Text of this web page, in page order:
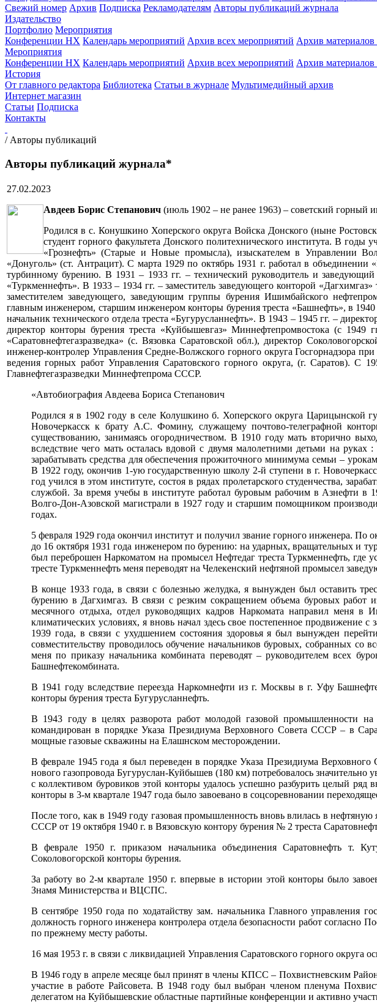
Свежий номер Архив Подписка Рекламодателям Авторы публикаций журнала
Издательство
Портфолио Мероприятия
Конференции НХ Календарь мероприятий Архив всех мероприятий Архив
Мероприятия
Конференции НХ Календарь мероприятий Архив всех мероприятий Архив
История
От главного редактора Библиотека Статьи в журнале Мультимедийный архив
Интернет магазин
Статьи Подписка
Контакты
/ Авторы публикаций
Авторы публикаций журнала*
27.02.2023
Авдеев Борис Степанович (июль 1902 – не ранее 1963) – советский горный
Родился в с. Конушкино Хоперского округа Войска Донского (ныне
студент горного факультета Донского политехнического института. В
«Грознефть» (Старые и Новые промысла), изыскателем в Управлении
«Донуголь» (ст. Антрацит). С марта 1929 по октябрь 1931 г. работал в
турбинному бурению. В 1931 – 1933 гг. – технический руководитель и
«Туркменнефть». В 1933 – 1934 гг. – заместитель заведующего конторой
заместителем заведующего, заведующим группы бурения Ишимбайского
главным инженером, старшим инженером конторы бурения треста «Башнефть», в
начальник технического отдела треста «Бугурусланнефть». В 1943 – 1945 гг. –
директор конторы бурения треста «Куйбышевгаз» Миннефтепромвостока (с
«Саратовнефтегазразведка» (с. Вязовка Саратовской обл.), директор
инженер-контролер Управления Средне-Волжского горного округа Госгорнадзора
ведения горных работ Управления Саратовского горного округа, (г. Саратов). С
Главнефтегазразведки Миннефтепрома СССР.
«Автобиография Авдеева Бориса Степанович
Родился я в 1902 году в селе Колушкино б. Хоперского округа Царицынской
Новочеркасск к брату А.С. Фомину, служащему почтово-телеграфной
существованию, занимаясь огородничеством. В 1910 году мать вторично
вследствие чего мать осталась вдовой с двумя малолетними детьми на
зарабатывать средства для обеспечения прожиточного минимума семьи –
В 1922 году, окончив 1-ую государственную школу 2-й ступени в г.
год учился в этом институте, состоя в рядах пролетарского студенчества,
службой. За время учебы в институте работал буровым рабочим в Азнефти в
Волго-Дон-Азовской магистрали в 1927 году и старшим помощником
годах.
5 февраля 1929 года окончил институт и получил звание горного инженера.
до 16 октября 1931 года инженером по бурению: на ударных, вращательных и
был переброшен Наркоматом на промысел Нефтедаг треста Туркменнефть,
тресте Туркменнефть меня переводят на Челекенский нефтяной промысел
В конце 1933 года, в связи с болезнью желудка, я вынужден был оставить
бурению в Дагхимгаз. В связи с резким сокращением объема буровых работ
месячного отдыха, отдел руководящих кадров Наркомата направил меня
климатических условиях, я вновь начал здесь свое постепенное продвижение
1939 года, в связи с ухудшением состояния здоровья я был вынужден
совместительству проводилось обучение начальников буровых, собранных
меня по приказу начальника комбината переводят – руководителем всех
Башнефтекомбината.
В 1941 году вследствие переезда Наркомнефти из г. Москвы в г. Уфу
конторы бурения треста Бугурусланнефть.
В 1943 году в целях разворота работ молодой газовой промышленности
командирован в порядке Указа Президиума Верховного Совета СССР – в
мощные газовые скважины на Елашнском месторождении.
В феврале 1945 года я был переведен в порядке Указа Президиума
нового газопровода Бугуруслан-Куйбышев (180 км) потребовалось значительно
с коллективом буровиков этой конторы удалось успешно разбурить целый
конторы в 3-м квартале 1947 года было завоевано в соцсоревновании
После того, как в 1949 году газовая промышленность вновь влилась в
СССР от 19 октября 1940 г. в Вязовскую контору бурения № 2 треста
В феврале 1950 г. приказом начальника объединения Саратовнефть т.
Соколовогорской конторы бурения.
За работу во 2-м квартале 1950 г. впервые в истории этой конторы было
Знамя Министерства и ВЦСПС.
В сентябре 1950 года по ходатайству зам. начальника Главного
должность горного инженера контролера отдела безопасности работ
по прежнему месту работы.
16 мая 1953 г. в связи с ликвидацией Управления Саратовского горного округа
В 1946 году в апреле месяце был принят в члены КПСС – Похвистневским
участие в работе Райсовета. В 1948 году был выбран членом пленума
делегатом на Куйбышевские областные партийные конференции и активно